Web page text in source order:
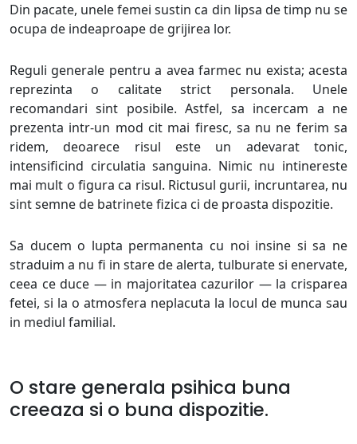
Din pacate, unele femei sustin ca din lipsa de timp nu se
ocupa de indeaproape de grijirea lor.
Reguli generale pentru a avea farmec nu exista; acesta
reprezinta o calitate strict personala. Unele
recomandari sint posibile. Astfel, sa incercam a ne
prezenta intr-un mod cit mai firesc, sa nu ne ferim sa
ridem, deoarece risul este un adevarat tonic,
intensificind circulatia sanguina. Nimic nu intinereste
mai mult o figura ca risul. Rictusul gurii, incruntarea, nu
sint semne de batrinete fizica ci de proasta dispozitie.
Sa ducem o lupta permanenta cu noi insine si sa ne
straduim a nu fi in stare de alerta, tulburate si enervate,
ceea ce duce — in majoritatea cazurilor — la crisparea
fetei, si la o atmosfera neplacuta la locul de munca sau
in mediul familial.
O stare generala psihica buna
creeaza si o buna dispozitie.